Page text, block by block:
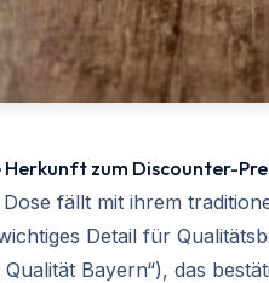
Herkunft zum Discounter-
Dose fällt mit ihrem
Detail für
Qualität Bayern“), das